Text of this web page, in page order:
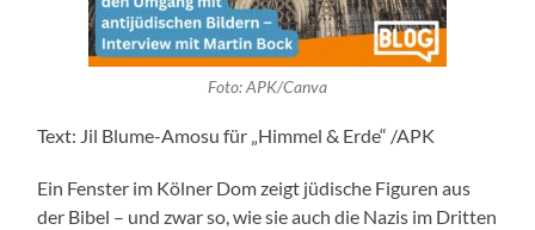
Foto: APK/Canva
Text: Jil Blume-Amosu für „Himmel & Erde“ /APK
Ein Fenster im Kölner Dom zeigt jüdische Figuren aus
der Bibel – und zwar so, wie sie auch die Nazis im Dritten